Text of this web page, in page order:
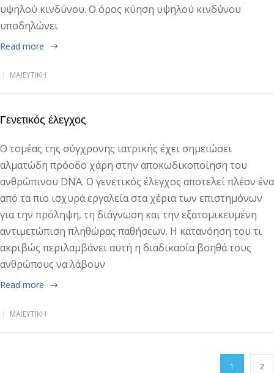
υψηλού κινδύνου. Ο όρος κύηση υψηλού κινδύνου
υποδηλώνει
Read more
ΜΑΙΕΥΤΙΚΉ
Γενετικός έλεγχος
Ο τομέας της σύγχρονης ιατρικής έχει σημειώσει
αλματώδη πρόοδο χάρη στην αποκωδικοποίηση του
ανθρώπινου DNA. Ο γενετικός έλεγχος αποτελεί πλέον ένα
από τα πιο ισχυρά εργαλεία στα χέρια των επιστημόνων
για την πρόληψη, τη διάγνωση και την εξατομικευμένη
αντιμετώπιση πληθώρας παθήσεων. Η κατανόηση του τι
ακριβώς περιλαμβάνει αυτή η διαδικασία βοηθά τους
ανθρώπους να λάβουν
Read more
ΜΑΙΕΥΤΙΚΉ
1 2